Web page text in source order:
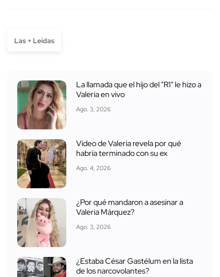
Las + Leídas
La llamada que el hijo del "R1" le hizo a
Valeria en vivo
Ago. 3, 2026
Video de Valeria revela por qué
habría terminado con su ex
Ago. 4, 2026
¿Por qué mandaron a asesinar a
Valeria Márquez?
Ago. 3, 2026
¿Estaba César Gastélum en la lista
de los narcovolantes?